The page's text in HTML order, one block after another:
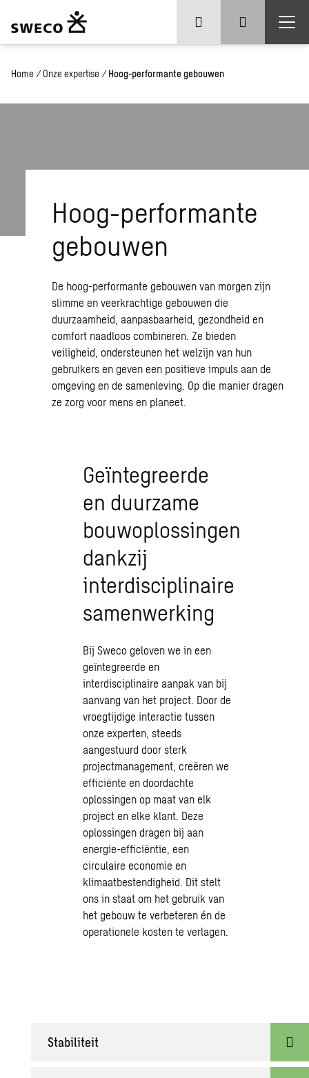
Home / Onze expertise / Hoog-performante gebouwen
Hoog-performante
gebouwen
De hoog-performante gebouwen van morgen zijn
slimme en veerkrachtige gebouwen die
duurzaamheid, aanpasbaarheid, gezondheid en
comfort naadloos combineren. Ze bieden
veiligheid, ondersteunen het welzijn van hun
gebruikers en geven een positieve impuls aan de
omgeving en de samenleving. Op die manier dragen
ze zorg voor mens en planeet.
Geïntegreerde
en duurzame
bouwoplossingen
dankzij
interdisciplinaire
samenwerking
Bij Sweco geloven we in een
geïntegreerde en
interdisciplinaire aanpak van bij
aanvang van het project. Door de
vroegtijdige interactie tussen
onze experten, steeds
aangestuurd door sterk
projectmanagement, creëren we
efficiënte en doordachte
oplossingen op maat van elk
project en elke klant. Deze
oplossingen dragen bij aan
energie-efficiëntie, een
circulaire economie en
klimaatbestendigheid. Dit stelt
ons in staat om het gebruik van
het gebouw te verbeteren én de
operationele kosten te verlagen.
Stabiliteit